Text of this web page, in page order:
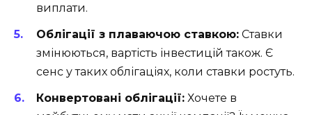
виплати.
Облігації з плаваючою ставкою: Ставки
змінюються, вартість інвестицій також. Є
сенс у таких облігаціях, коли ставки ростуть.
Конвертовані облігації: Хочете в